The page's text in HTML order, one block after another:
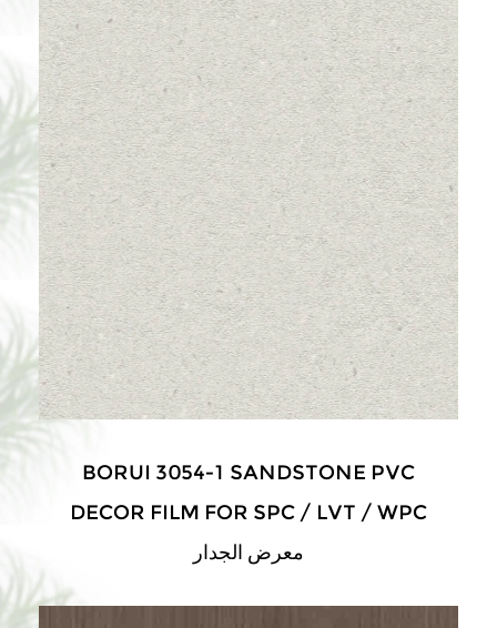
BORUI 3054-1 SANDSTONE PVC
DECOR FILM FOR SPC / LVT / WPC
معرض الجدار